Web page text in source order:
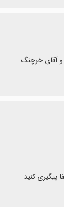
و آقای خرچنگ
پیگیری کنید